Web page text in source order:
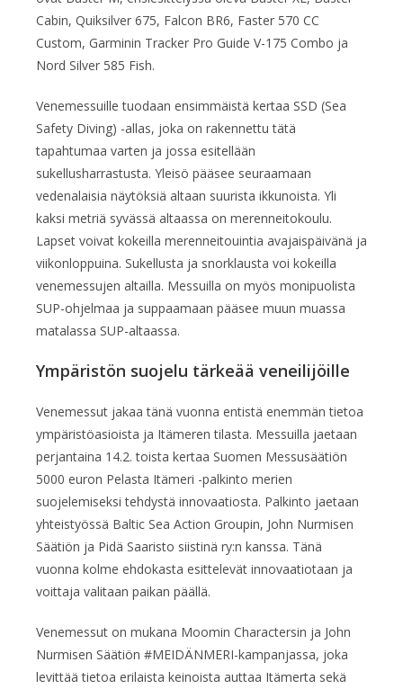
Cabin, Quiksilver 675, Falcon BR6, Faster 570 CC
Custom, Garminin Tracker Pro Guide V-175 Combo ja
Nord Silver 585 Fish.
Venemessuille tuodaan ensimmäistä kertaa SSD (Sea
Safety Diving) -allas, joka on rakennettu tätä
tapahtumaa varten ja jossa esitellään
sukellusharrastusta. Yleisö pääsee seuraamaan
vedenalaisia näytöksiä altaan suurista ikkunoista. Yli
kaksi metriä syvässä altaassa on merenneitokoulu.
Lapset voivat kokeilla merenneitouintia avajaispäivänä ja
viikonloppuina. Sukellusta ja snorklausta voi kokeilla
venemessujen altailla. Messuilla on myös monipuolista
SUP-ohjelmaa ja suppaamaan pääsee muun muassa
matalassa SUP-altaassa.
Ympäristön suojelu tärkeää veneilijöille
Venemessut jakaa tänä vuonna entistä enemmän tietoa
ympäristöasioista ja Itämeren tilasta. Messuilla jaetaan
perjantaina 14.2. toista kertaa Suomen Messusäätiön
5000 euron Pelasta Itämeri -palkinto merien
suojelemiseksi tehdystä innovaatiosta. Palkinto jaetaan
yhteistyössä Baltic Sea Action Groupin, John Nurmisen
Säätiön ja Pidä Saaristo siistinä ry:n kanssa. Tänä
vuonna kolme ehdokasta esittelevät innovaatiotaan ja
voittaja valitaan paikan päällä.
Venemessut on mukana Moomin Charactersin ja John
Nurmisen Säätiön #MEIDÄNMERI-kampanjassa, joka
levittää tietoa erilaista keinoista auttaa Itämerta sekä